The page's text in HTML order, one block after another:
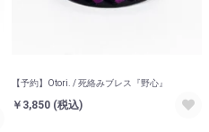
【予約】Otori. / 死絡みブレス『野心』
￥3,850 (税込)